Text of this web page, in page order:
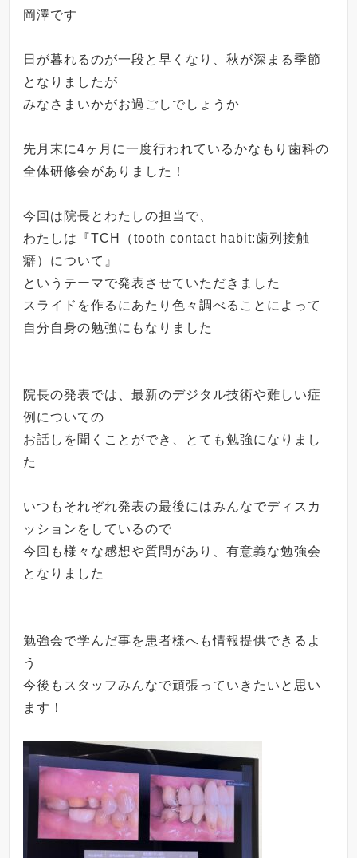
岡澤です
日が暮れるのが一段と早くなり、秋が深まる季節
となりましたが
みなさまいかがお過ごしでしょうか
先月末に4ヶ月に一度行われているかなもり歯科の
全体研修会がありました！
今回は院長とわたしの担当で、
わたしは『TCH （tooth contact habit:歯列接触
癖）について』
というテーマで発表させていただきました
スライドを作るにあたり色々調べることによって
自分自身の勉強にもなりました
院長の発表では、最新のデジタル技術や難しい症
例についての
お話しを聞くことができ、とても勉強になりまし
た
いつもそれぞれ発表の最後にはみんなでディスカ
ッションをしているので
今回も様々な感想や質問があり、有意義な勉強会
となりました
勉強会で学んだ事を患者様へも情報提供できるよ
う
今後もスタッフみんなで頑張っていきたいと思い
ます！